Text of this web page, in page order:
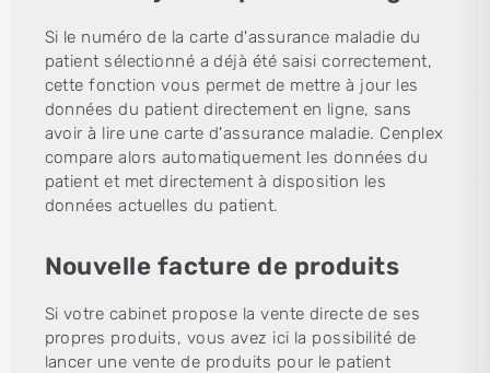
Si le numéro de la carte d'assurance maladie du
patient sélectionné a déjà été saisi correctement,
cette fonction vous permet de mettre à jour les
données du patient directement en ligne, sans
avoir à lire une carte d'assurance maladie. Cenplex
compare alors automatiquement les données du
patient et met directement à disposition les
données actuelles du patient.
Nouvelle facture de produits
Si votre cabinet propose la vente directe de ses
propres produits, vous avez ici la possibilité de
lancer une vente de produits pour le patient